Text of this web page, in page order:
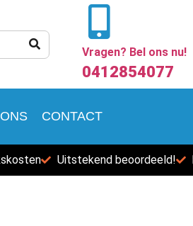
Vragen? Bel ons nu!
0412854077
CONTACT
Uitstekend beoordeeld!